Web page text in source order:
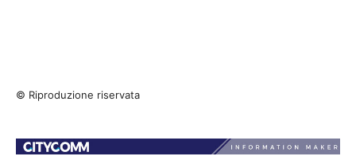
© Riproduzione riservata